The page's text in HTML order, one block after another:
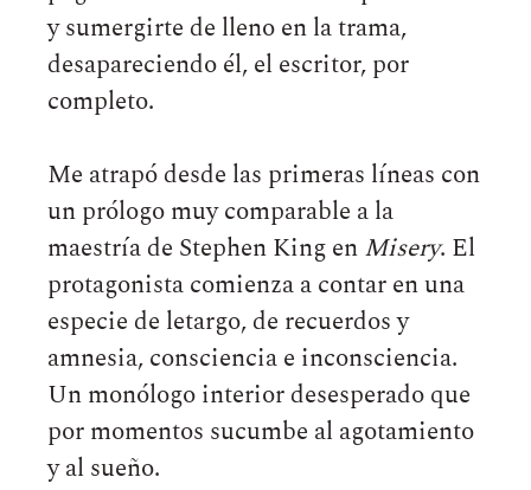
y sumergirte de lleno en la trama,
desapareciendo él, el escritor, por
completo.
Me atrapó desde las primeras líneas con
un prólogo muy comparable a la
maestría de Stephen King enMisery. El
protagonista comienza a contar en una
especie de letargo, de recuerdos y
amnesia, consciencia e inconsciencia.
Un monólogo interior desesperado que
por momentos sucumbe al agotamiento
y al sueño.